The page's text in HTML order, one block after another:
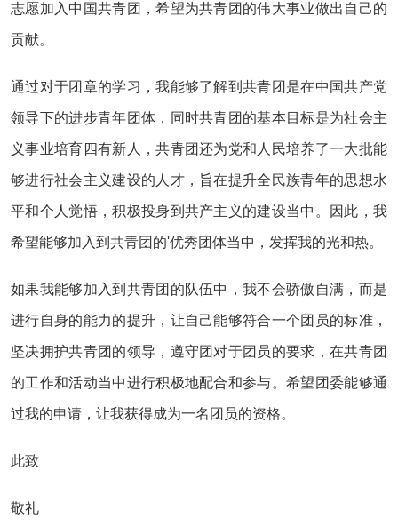
志愿加入中国共青团，希望为共青团的伟大事业做出自己的
贡献。
通过对于团章的学习，我能够了解到共青团是在中国共产党
领导下的进步青年团体，同时共青团的基本目标是为社会主
义事业培育四有新人，共青团还为党和人民培养了一大批能
够进行社会主义建设的人才，旨在提升全民族青年的思想水
平和个人觉悟，积极投身到共产主义的建设当中。因此，我
希望能够加入到共青团的'优秀团体当中，发挥我的光和热。
如果我能够加入到共青团的队伍中，我不会骄傲自满，而是
进行自身的能力的提升，让自己能够符合一个团员的标准，
坚决拥护共青团的领导，遵守团对于团员的要求，在共青团
的工作和活动当中进行积极地配合和参与。希望团委能够通
过我的申请，让我获得成为一名团员的资格。
此致
敬礼